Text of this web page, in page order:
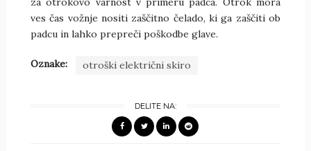
ves čas vožnje nositi zaščitno čelado, ki ga zaščiti ob
padcu in lahko prepreči poškodbe glave.
Oznake: otroški električni skiro
DELITE NA: